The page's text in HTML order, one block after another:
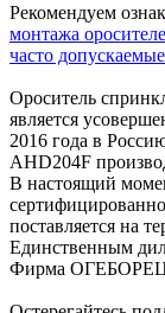
Рекомендуем
монтажа
часто
Ороситель
является
2016 года в
AHD204F
В настоящий
поставляется на
Единственным
Фирма